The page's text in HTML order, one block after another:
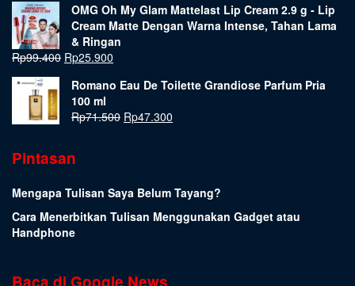
OMG Oh My Glam Mattelast Lip Cream 2.9 g - Lip
Cream Matte Dengan Warna Intense, Tahan Lama
& Ringan
Rp99.400 Rp25.900
Romano Eau De Toilette Grandiose Parfum Pria
100 ml
Rp71.500 Rp47.300
Pintasan
Mengapa Tulisan Saya Belum Tayang?
Cara Menerbitkan Tulisan Menggunakan Gadget atau
Handphone
Baca di Google News